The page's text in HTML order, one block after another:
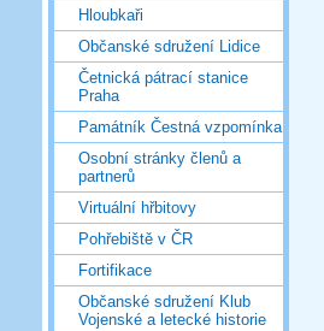
Hloubkaři
Občanské sdružení Lidice
Četnická pátrací stanice
Praha
Památník Čestná vzpomínka
Osobní stránky členů a
partnerů
Virtuální hřbitovy
Pohřebiště v ČR
Fortifikace
Občanské sdružení Klub
Vojenské a letecké historie